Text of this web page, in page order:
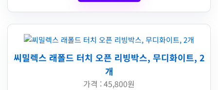
씨밀렉스 래폴드 터치 오픈 리빙박스, 무디화이트, 2
개
가격 : 45,800원